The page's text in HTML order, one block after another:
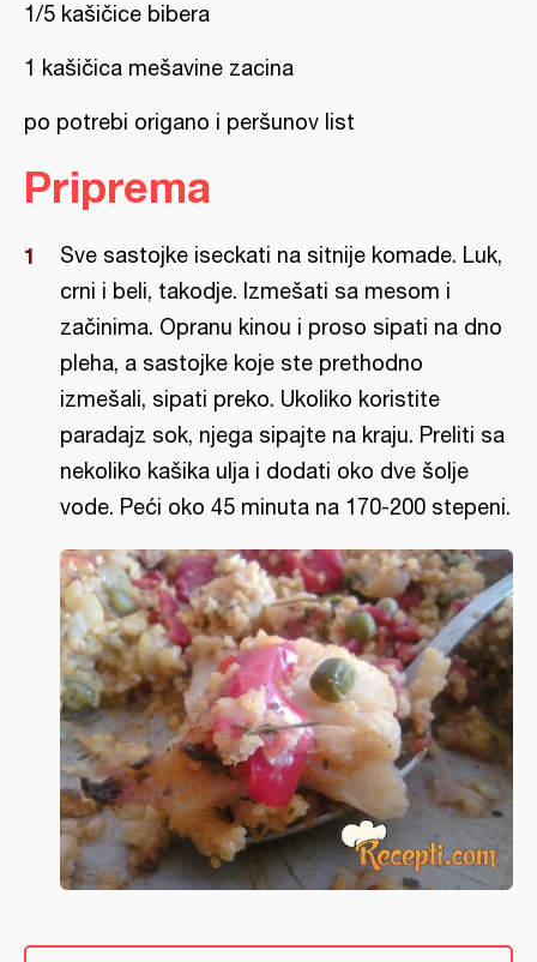
1/5 kašičice bibera
1 kašičica mešavine zacina
po potrebi origano i peršunov list
Priprema
Sve sastojke iseckati na sitnije komade. Luk,
crni i beli, takodje. Izmešati sa mesom i
začinima. Opranu kinou i proso sipati na dno
pleha, a sastojke koje ste prethodno
izmešali, sipati preko. Ukoliko koristite
paradajz sok, njega sipajte na kraju. Preliti sa
nekoliko kašika ulja i dodati oko dve šolje
vode. Peći oko 45 minuta na 170-200 stepeni.